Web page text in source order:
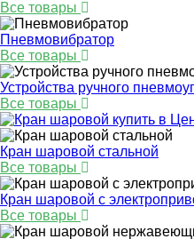
Все товары
Пневмовибратор
Все товары
Устройства ручного
Все товары
Кран шаровой стальной
Все товары
Кран шаровой с
Все товары